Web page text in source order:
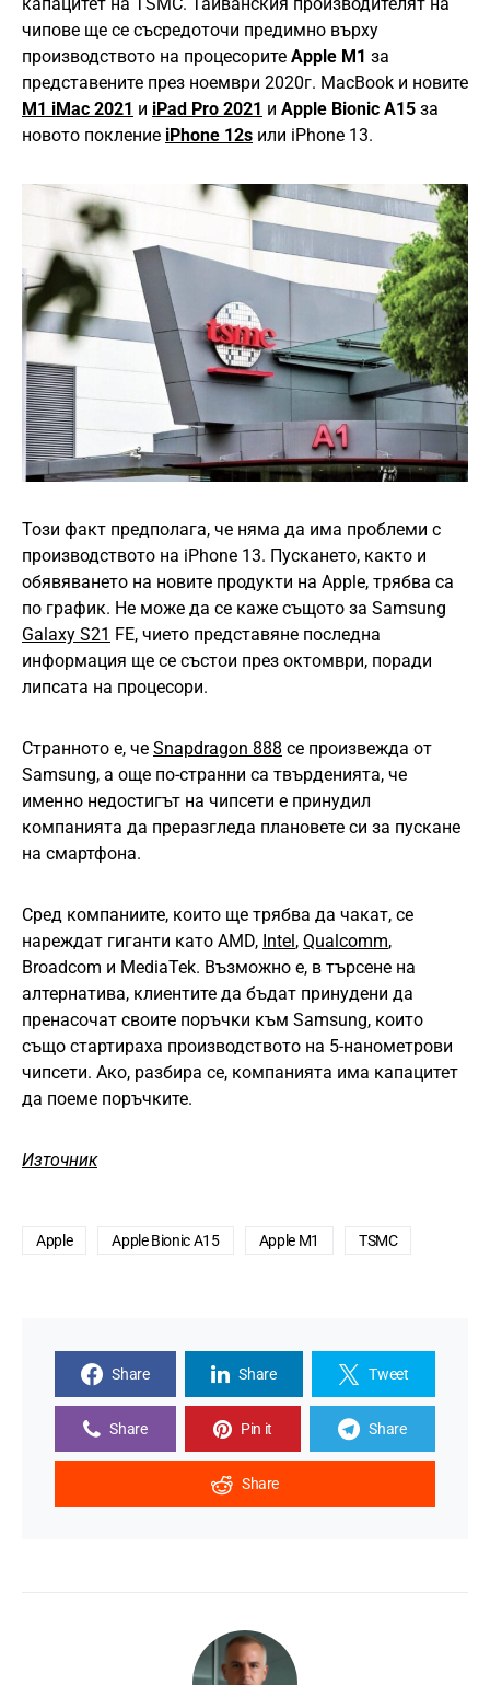
чипове ще се съсредоточи предимно върху
производството на процесорите Apple M1 за
представените през ноември 2020г. MacBook и новите
M1 iMac 2021 и iPad Pro 2021 и Apple Bionic A15 за
новото покление iPhone 12s или iPhone 13.
Този факт предполага, че няма да има проблеми с
производството на iPhone 13. Пускането, както и
обявяването на новите продукти на Apple, трябва са
по график. Не може да се каже същото за Samsung
Galaxy S21 FE, чието представяне последна
информация ще се състои през октомври, поради
липсата на процесори.
Странното е, че Snapdragon 888 се произвежда от
Samsung, а още по-странни са твърденията, че
именно недостигът на чипсети е принудил
компанията да преразгледа плановете си за пускане
на смартфона.
Сред компаниите, които ще трябва да чакат, се
нареждат гиганти като AMD, Intel, Qualcomm,
Broadcom и MediaTek. Възможно е, в търсене на
алтернатива, клиентите да бъдат принудени да
пренасочат своите поръчки към Samsung, които
също стартираха производството на 5-нанометрови
чипсети. Ако, разбира се, компанията има капацитет
да поеме поръчките.
Източник
Apple Apple Bionic A15 Apple M1 TSMC
Share Share Tweet
Share Pin it Share
Share